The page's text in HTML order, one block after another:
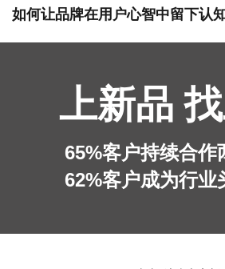
如何让品牌在用户心智中留下认
上新品
65%客户持续合作
62%客户成为行业